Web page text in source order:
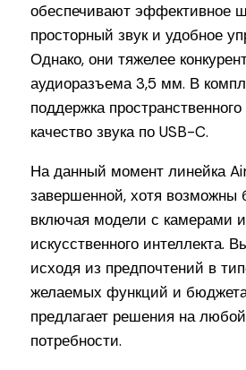
обеспечивают эффективное
просторный звук и удобное
Однако, они тяжелее
аудиоразъема 3,5 мм. В
поддержка
качество звука по USB-C.
На данный момент линейка
завершенной, хотя возможны
включая модели с камерами
искусственного интеллекта.
исходя из предпочтений в
желаемых функций и
предлагает решения на
потребности.